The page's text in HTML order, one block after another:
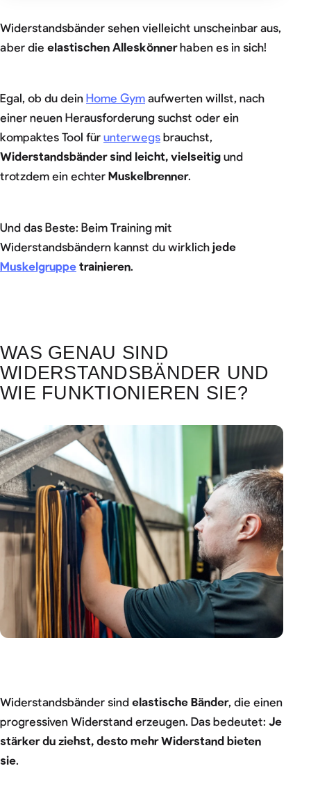
Widerstandsbänder sehen vielleicht unscheinbar aus,
aber die elastischen Alleskönnerhaben es in sich!
Egal, ob du dein Home Gym aufwerten willst, nach
einer neuen Herausforderung suchst oder ein
kompaktes Tool für unterwegs brauchst,
Widerstandsbänder sind leicht, vielseitig und
trotzdem ein echter Muskelbrenner.
Und das Beste: Beim Training mit
Widerstandsbändern kannst du wirklich jede
Muskelgruppe trainieren.
WAS GENAU SIND
WIDERSTANDSBÄNDER UND
WIE FUNKTIONIEREN SIE?
Widerstandsbänder sind elastische Bänder, die einen
progressiven Widerstand erzeugen. Das bedeutet: Je
stärker du ziehst, desto mehr Widerstand bieten
sie.